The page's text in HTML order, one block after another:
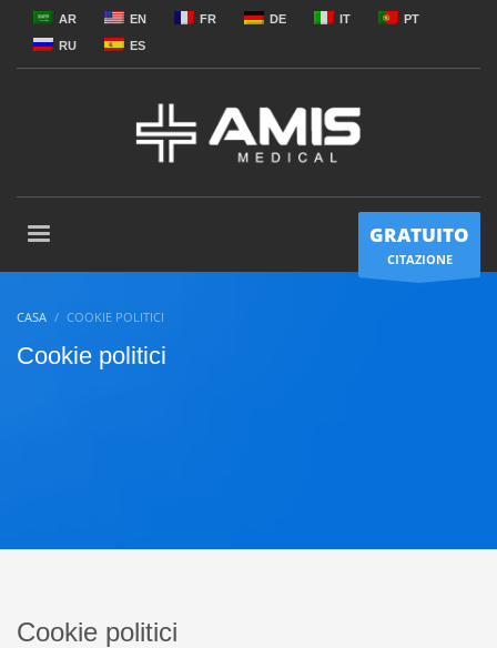
AR EN FR DE IT
PT
RU
ES
GRATUITO
CITAZIONE
CASA COOKIE POLITICI
Cookie politici
Cookie politici